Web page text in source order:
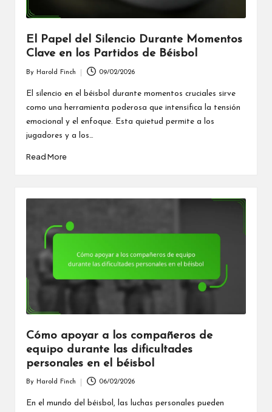
El Papel del Silencio Durante Momentos
Clave en los Partidos de Béisbol
by
By Harold Finch 09/02/2026
El silencio en el béisbol durante momentos cruciales sirve
como una herramienta poderosa que intensifica la tensión
emocional y el enfoque. Esta quietud permite a los
jugadores y a los…
Read More
Cómo apoyar a los compañeros de
equipo durante las dificultades
personales en el béisbol
by
By Harold Finch 06/02/2026
En el mundo del béisbol, las luchas personales pueden